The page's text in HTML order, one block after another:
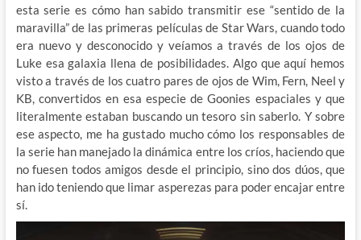
esta serie es cómo han sabido transmitir ese “sentido de la
maravilla” de las primeras películas de Star Wars, cuando todo
era nuevo y desconocido y veíamos a través de los ojos de
Luke esa galaxia llena de posibilidades. Algo que aquí hemos
visto a través de los cuatro pares de ojos de Wim, Fern, Neel y
KB, convertidos en esa especie de Goonies espaciales y que
literalmente estaban buscando un tesoro sin saberlo. Y sobre
ese aspecto, me ha gustado mucho cómo los responsables de
la serie han manejado la dinámica entre los críos, haciendo que
no fuesen todos amigos desde el principio, sino dos dúos, que
han ido teniendo que limar asperezas para poder encajar entre
sí.